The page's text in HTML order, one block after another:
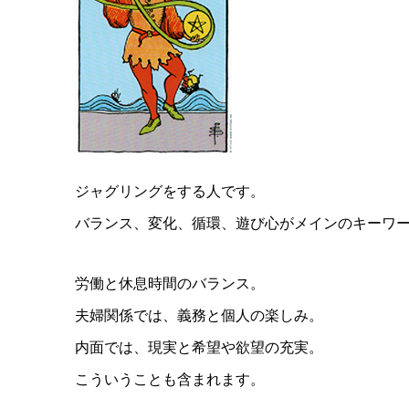
ジャグリングをする人です。
バランス、変化、循環、遊び心がメインのキーワ
労働と休息時間のバランス。
夫婦関係では、義務と個人の楽しみ。
内面では、現実と希望や欲望の充実。
こういうことも含まれます。